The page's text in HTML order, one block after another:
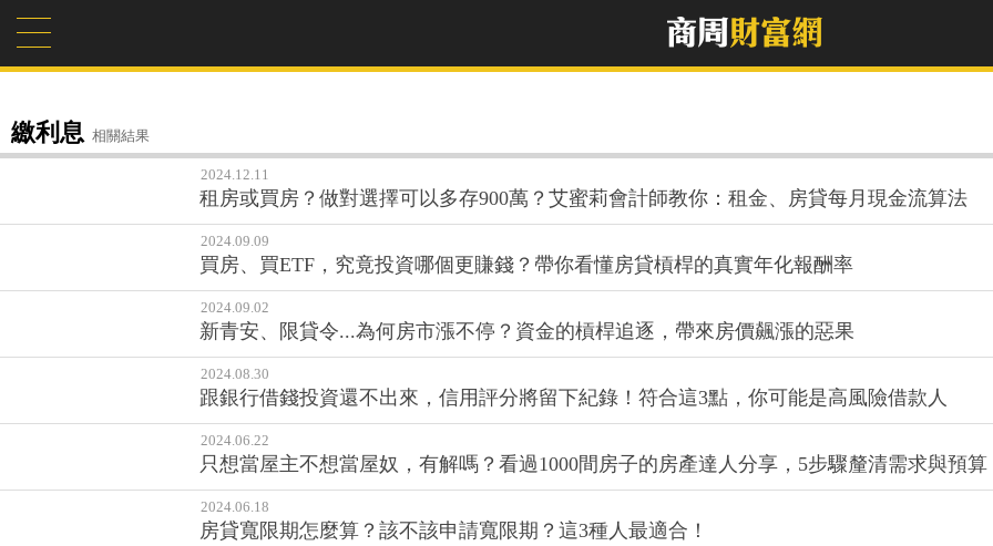
繳利息 相關結果
2024.12.11
租房或買房？做對選擇可以多存900萬？艾蜜莉會計師教你：租金、房貸每月現金流算法
2024.09.09
買房、買ETF，究竟投資哪個更賺錢？帶你看懂房貸槓桿的真實年化報酬率
2024.09.02
新青安、限貸令...為何房市漲不停？資金的槓桿追逐，帶來房價飆漲的惡果
2024.08.30
跟銀行借錢投資還不出來，信用評分將留下紀錄！符合這3點，你可能是高風險借款人
2024.06.22
只想當屋主不想當屋奴，有解嗎？看過1000間房子的房產達人分享，5步驟釐清需求與預算
2024.06.18
房貸寬限期怎麼算？該不該申請寬限期？這3種人最適合！